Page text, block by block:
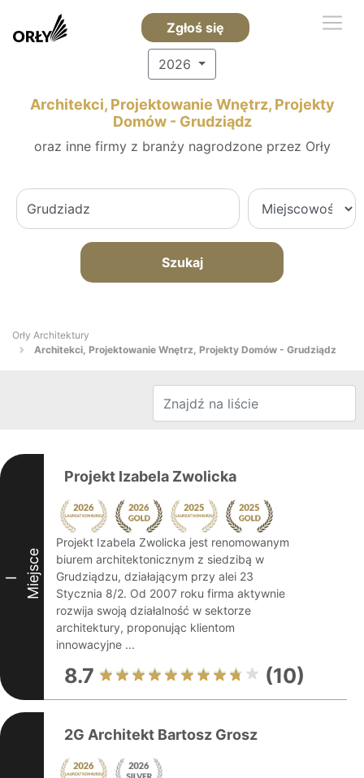
Zgłoś się
2026
Architekci, Projektowanie Wnętrz, Projekty
Domów - Grudziądz
oraz inne firmy z branży nagrodzone przez Orły
Szukaj
Orły Architektury
Architekci, Projektowanie Wnętrz, Projekty Domów - Grudziądz
I Miejsce
Projekt Izabela Zwolicka
Projekt Izabela Zwolicka jest renomowanym
biurem architektonicznym z siedzibą w
Grudziądzu, działającym przy alei 23
Stycznia 8/2. Od 2007 roku firma aktywnie
rozwija swoją działalność w sektorze
architektury, proponując klientom
innowacyjne ...
8.7 (10)
2G Architekt Bartosz Grosz